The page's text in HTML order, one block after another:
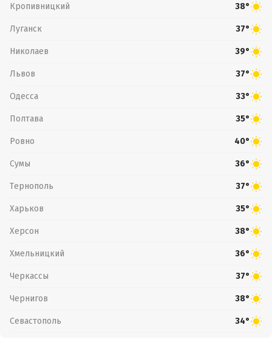
Кропивницкий 38°
Луганск 37°
Николаев 39°
Львов 37°
Одесса 33°
Полтава 35°
Ровно 40°
Сумы 36°
Тернополь 37°
Харьков 35°
Херсон 38°
Хмельницкий 36°
Черкассы 37°
Чернигов 38°
Севастополь 34°